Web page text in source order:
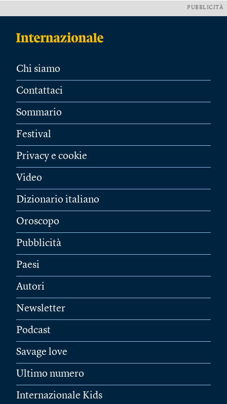
PUBBLICITÀ
Chi siamo
Contattaci
Sommario
Festival
Privacy e cookie
Video
Dizionario italiano
Oroscopo
Pubblicità
Paesi
Autori
Newsletter
Podcast
Savage love
Ultimo numero
Internazionale Kids